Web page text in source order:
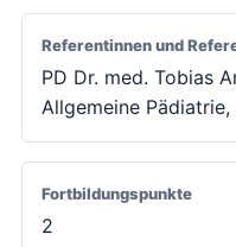
Referentinnen und
PD Dr. med. Tobias
Allgemeine
Fortbildungspunkte
2